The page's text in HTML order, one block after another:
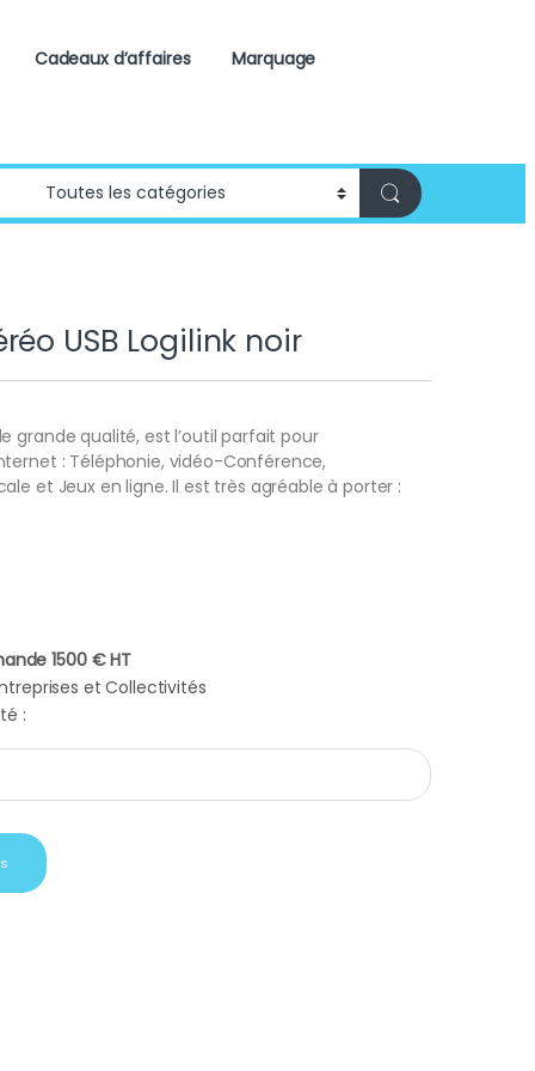
Cadeaux d’affaires Marquage
USB Logilink noir
grande qualité, est l’outil parfait pour
: Téléphonie, vidéo-Conférence,
et Jeux en ligne. Il est très agréable à porter :
1500 € HT
et Collectivités
:
noir quantity